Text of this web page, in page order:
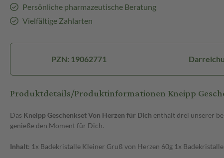
Persönliche pharmazeutische Beratung
Vielfältige Zahlarten
PZN: 19062771
Produktdetails/Produktinformationen Kneipp
Das Kneipp Geschenkset Von Herzen für Dich enthält drei unserer
genieße den Moment für Dich.
Inhalt: 1x Badekristalle Kleiner Gruß von Herzen 60g 1x